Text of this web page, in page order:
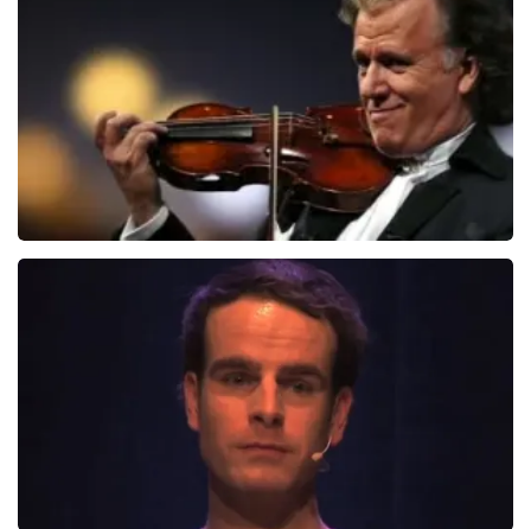
BEKIJKEN
5618+reviews